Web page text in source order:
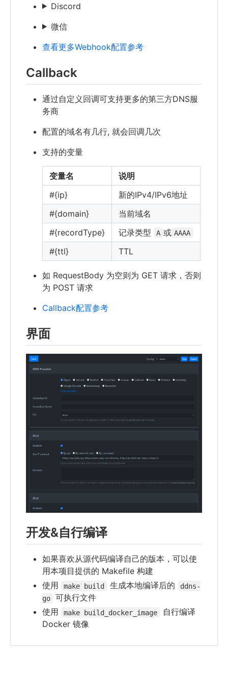
Discord
微信
查看更多Webhook配置参考
Callback
通过自定义回调可支持更多的第三方DNS服
务商
配置的域名有几行, 就会回调几次
支持的变量
变量名
说明
#{ip}
新的IPv4/IPv6地址
#{domain}
当前域名
#{recordType}
记录类型 A 或 AAAA
#{ttl} TTL
如 RequestBody 为空则为 GET 请求，否则
为 POST 请求
Callback配置参考
界面
开发&自行编译
如果喜欢从源代码编译自己的版本，可以使
用本项目提供的 Makefile 构建
使用
make build 生成本地编译后的
ddns-
go
可执行文件
使用
make build_docker_image
自行编译
Docker 镜像